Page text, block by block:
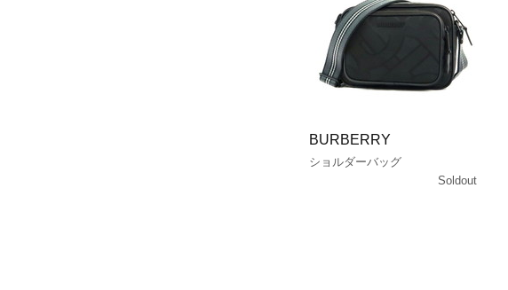
BURBERRY
ショルダーバッグ
Soldout